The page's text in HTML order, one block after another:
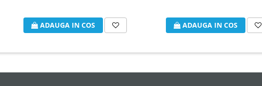
ADAUGA IN COS ADAUGA IN COS